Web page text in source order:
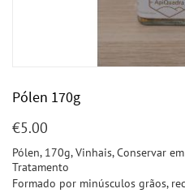
Pólen 170g
€5.00
Pólen, 170g, Vinhais, Conservar
Tratamento
Formado por minúsculos grãos,